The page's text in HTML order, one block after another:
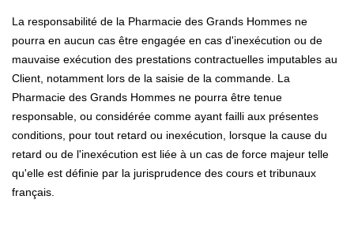
La responsabilité de la Pharmacie des Grands Hommes ne
pourra en aucun cas être engagée en cas d'inexécution ou de
mauvaise exécution des prestations contractuelles imputables au
Client, notamment lors de la saisie de la commande. La
Pharmacie des Grands Hommes ne pourra être tenue
responsable, ou considérée comme ayant failli aux présentes
conditions, pour tout retard ou inexécution, lorsque la cause du
retard ou de l'inexécution est liée à un cas de force majeur telle
qu'elle est définie par la jurisprudence des cours et tribunaux
français.